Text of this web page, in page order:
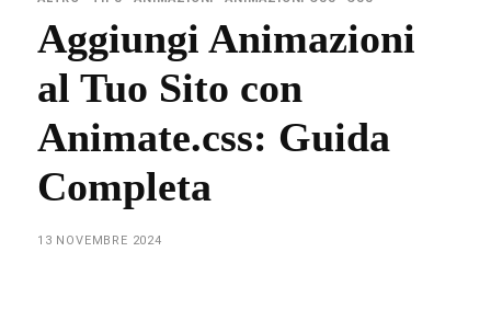
Aggiungi Animazioni
al Tuo Sito con
Animate.css: Guida
Completa
13 NOVEMBRE 2024